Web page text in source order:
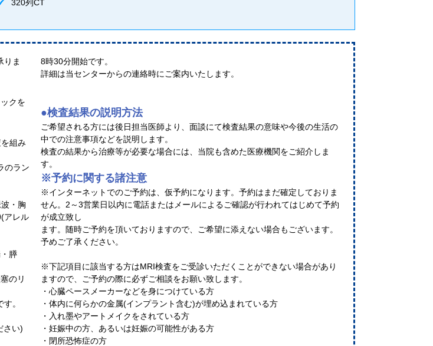
320列CT
りま
クを
組み
のラン
・胸
アレル
膵
のリ
す。
さい)
8時30分開始です。
詳細は当センターからの連絡時にご案内いたします。
●検査結果の説明方法
ご希望される方には後日担当医師より、面談にて検査結果の意味や今後の生活の
中での注意事項などを説明します。
検査の結果から治療等が必要な場合には、当院も含めた医療機関をご紹介しま
す。
※予約に関する諸注意
※インターネットでのご予約は、仮予約になります。予約はまだ確定しておりま
せん。2～3営業日以内に電話またはメールによるご確認が行われてはじめて予約
が成立致し
ます。随時ご予約を頂いておりますので、ご希望に添えない場合もございます。
予めご了承ください。
※下記項目に該当する方はMRI検査をご受診いただくことができない場合があり
ますので、ご予約の際に必ずご相談をお願い致します。
・心臓ペースメーカーなどを身につけている方
・体内に何らかの金属(インプラント含む)が埋め込まれている方
・入れ墨やアートメイクをされている方
・妊娠中の方、あるいは妊娠の可能性がある方
・閉所恐怖症の方